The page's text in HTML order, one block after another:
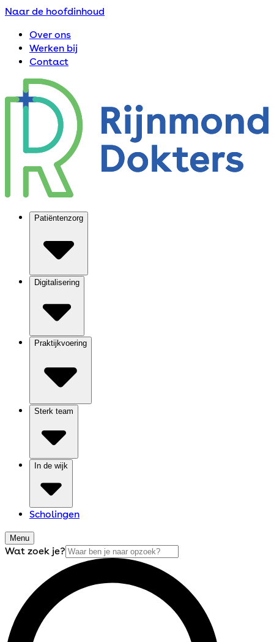
Naar de hoofdinhoud
Over ons
Werken bij
Contact
Patiëntenzorg
Digitalisering
Praktijkvoering
Sterk team
In de wijk
Scholingen
Menu
Wat zoek je?